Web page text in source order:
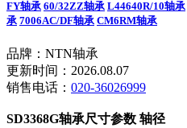
FY轴承 60/32ZZ轴承 L44640R/10轴承
承 7006AC/DF轴承 CM6RM轴承
品牌：NTN轴承
更新时间：2026.08.07
销售电话： 020-36026999
SD3368G轴承尺寸参数 轴径